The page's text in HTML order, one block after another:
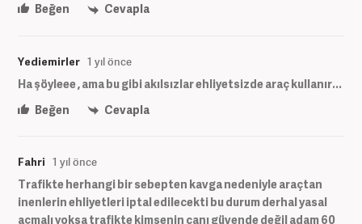
Beğen
Cevapla
Yediemirler 1 yıl önce
Ha şöyleee , ama bu gibi akılsızlar ehliyetsizde araç kullanır...
Beğen
Cevapla
Fahri 1 yıl önce
Trafikte herhangi bir sebepten kavga nedeniyle araçtan
inenlerin ehliyetleri iptal edilecekti bu durum derhal yasal
açmalı yoksa trafikte kimsenin canı güvende değil adam 60